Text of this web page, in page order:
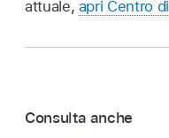
attuale, apri Centro
Consulta anche